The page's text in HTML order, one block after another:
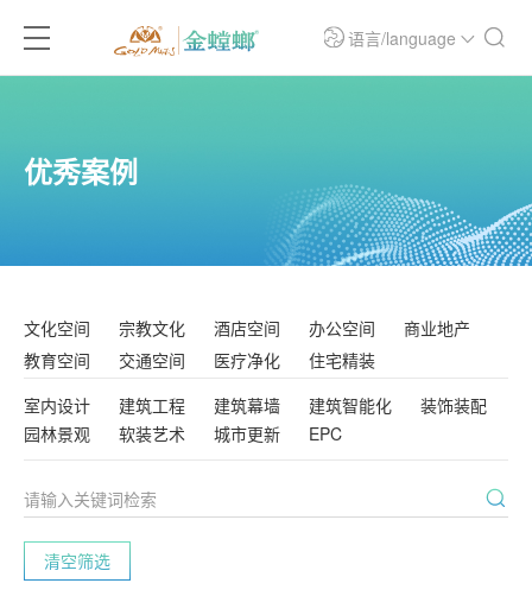
语言/language
优秀案例
文化空间 宗教文化 酒店空间 办公空间
商业地产
教育空间
交通空间 医疗净化
住宅精装
室内设计
建筑工程 建筑幕墙 建筑智能化
装饰装配
园林景观
软装艺术 城市更新 EPC
清空筛选